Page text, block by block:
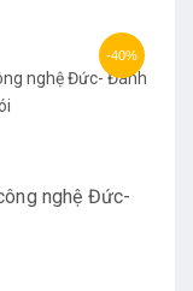
-40%
nghệ Đức-